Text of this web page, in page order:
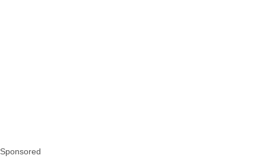
Sponsored